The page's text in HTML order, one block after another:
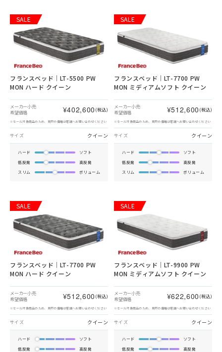
SALE
フランスベッド｜LT-5500 PW
MON ハード クイーン
メーカー小売
希望価格
¥402,600 (税込)
※セール対象商品のため、実際の価格は店舗へお問い合わせください
サイズ クイーン
ハード
ソフト
低反発
高反発
スリム
ボリューム
SALE
フランスベッド｜LT-7700 PW
MON ミディアムソフト クイーン
メーカー小売
希望価格
¥512,600 (税込)
※セール対象商品のため、実際の価格は店舗へお問い合わせください
サイズ クイーン
ハード
ソフト
低反発
高反発
スリム
ボリューム
SALE
フランスベッド｜LT-7700 PW
MON ハード クイーン
メーカー小売
希望価格
¥512,600 (税込)
※セール対象商品のため、実際の価格は店舗へお問い合わせください
サイズ クイーン
ハード
ソフト
低反発
高反発
SALE
フランスベッド｜LT-9900 PW
MON ミディアムソフト クイーン
メーカー小売
希望価格
¥622,600 (税込)
※セール対象商品のため、実際の価格は店舗へお問い合わせください
サイズ クイーン
ハード
ソフト
低反発
高反発